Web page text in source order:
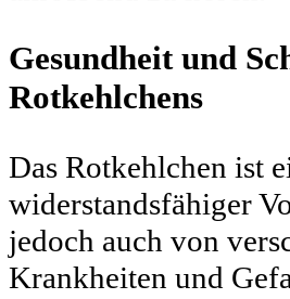
Gesundheit und
Rotkehlchens
Das Rotkehlchen ist
widerstandsfähiger
jedoch auch von
Krankheiten und